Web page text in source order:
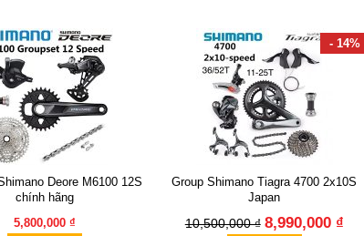
Deore M6100 12S
chính hãng
5,800,000 ₫
- 14%
Group Shimano Tiagra 4700 2x10S
Japan
10,500,000 ₫ 8,990,000 ₫